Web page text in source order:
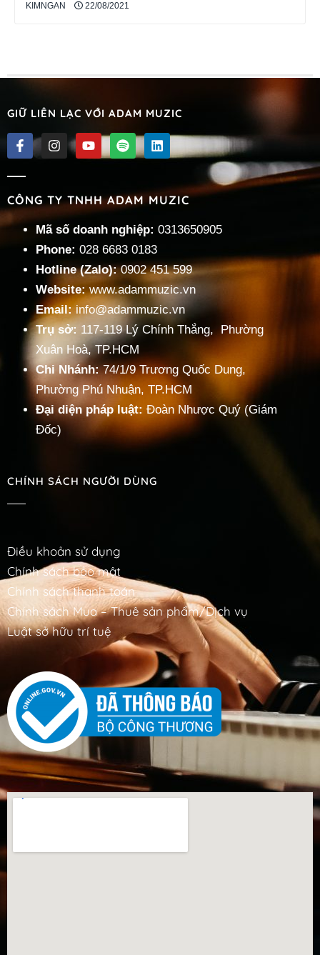
KIMNGAN 22/08/2021
GIỮ LIÊN LẠC VỚI ADAM MUZIC
CÔNG TY TNHH ADAM MUZIC
Mã số doanh nghiệp: 0313650905
Phone: 028 6683 0183
Hotline (Zalo):0902 451 599
Website:www.adammuzic.vn
Email:info@adammuzic.vn
Trụ sở: 117-119 Lý Chính Thắng, Phường
Xuân Hoà, TP.HCM
Chi Nhánh:74/1/9 Trương Quốc Dung,
Phường Phú Nhuận, TP.HCM
Đại diện pháp luật: Đoàn Nhược Quý (Giám
Đốc)
CHÍNH SÁCH NGƯỜI DÙNG
Điều khoản sử dụng
Chính sách bảo mật
Chính sách thanh toán
Chính sách Mua – Thuê sản phẩm/Dịch vụ
Luật sở hữu trí tuệ